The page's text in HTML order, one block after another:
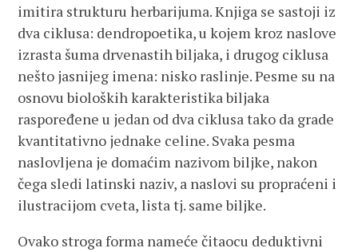
imitira strukturu herbarijuma. Knjiga se sastoji iz
dva ciklusa: dendropoetika, u kojem kroz naslove
izrasta šuma drvenastih biljaka, i drugog ciklusa
nešto jasnijeg imena: nisko raslinje. Pesme su na
osnovu bioloških karakteristika biljaka
raspoređene u jedan od dva ciklusa tako da grade
kvantitativno jednake celine. Svaka pesma
naslovljena je domaćim nazivom biljke, nakon
čega sledi latinski naziv, a naslovi su propraćeni i
ilustracijom cveta, lista tj. same biljke.
Ovako stroga forma nameće čitaocu deduktivni